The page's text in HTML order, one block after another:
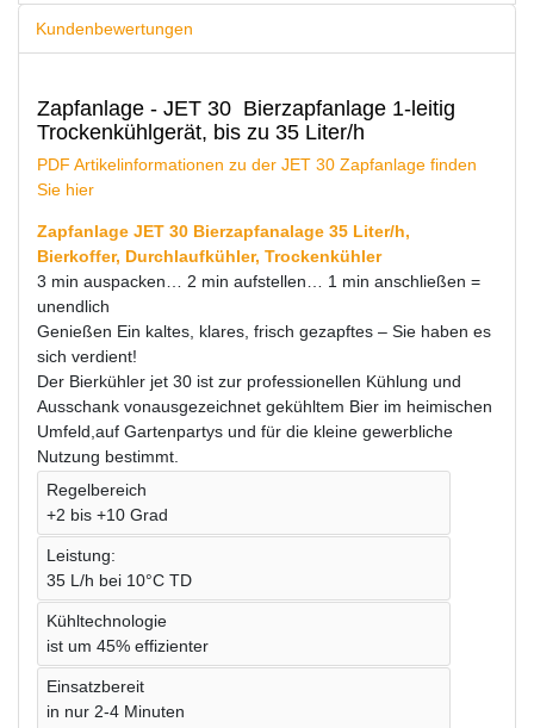
Kundenbewertungen
Zapfanlage - JET 30 Bierzapfanlage 1-leitig
Trockenkühlgerät, bis zu 35 Liter/h
PDF Artikelinformationen zu der JET 30 Zapfanlage finden
Sie hier
Zapfanlage JET 30 Bierzapfanalage 35 Liter/h,
Bierkoffer, Durchlaufkühler, Trockenkühler
3 min auspacken… 2 min aufstellen… 1 min anschließen =
unendlich
Genießen Ein kaltes, klares, frisch gezapftes – Sie haben es
sich verdient!
Der Bierkühler jet 30 ist zur professionellen Kühlung und
Ausschank vonausgezeichnet gekühltem Bier im heimischen
Umfeld,auf Gartenpartys und für die kleine gewerbliche
Nutzung bestimmt.
Regelbereich
+2 bis +10 Grad
Leistung:
35 L/h bei 10°C TD
Kühltechnologie
ist um 45% effizienter
Einsatzbereit
in nur 2-4 Minuten